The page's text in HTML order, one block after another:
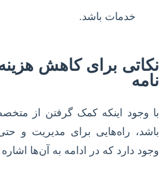
خدمات باشد.
نکاتی برای کاهش
نامه
با وجود اینکه کمک گرفتن از
باشد، راه‌هایی برای مدیریت و
وجود دارد که در ادامه به آن‌ها